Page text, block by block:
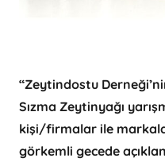
“Zeytindostu
Sızma Zeytinyağı
kişi/firmalar ile
görkemli gecede